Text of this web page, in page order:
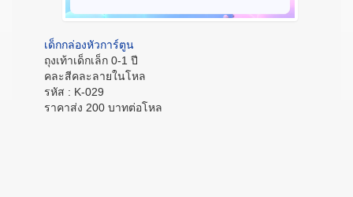
เด็กกล่องหัวการ์ตูน
ถุงเท้าเด็กเล็ก 0-1 ปี
คละสีคละลายในโหล
รหัส : K-029
ราคาส่ง 200 บาทต่อโหล